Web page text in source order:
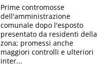
Prime contromosse
dell'amministrazione
comunale dopo l'esposto
presentato da residenti della
zona; promessi anche
maggiori controlli e ulteriori
inter...